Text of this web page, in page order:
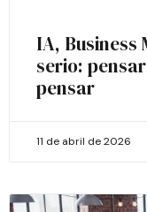
IA, Business
serio:
pensar
11 de abril de 2026